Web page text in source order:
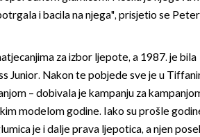
i bacila na njega", prisjetio se
za izbor ljepote, a 1987. je bila
Junior. Nakon te pobjede sve je u
– dobivala je kampanju za
modelom godine. Iako su prošle
je i dalje prava ljepotica, a njen